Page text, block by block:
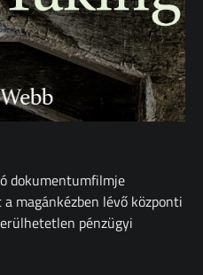
dokumentumfilmje
magánkézben lévő központi
pénzügyi